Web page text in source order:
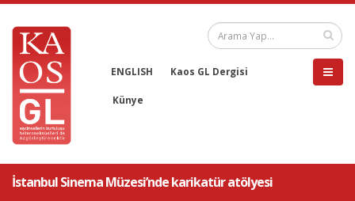
ENGLISH Kaos GL Dergisi
Künye
İstanbul Sinema Müzesi’nde karikatür atölyesi